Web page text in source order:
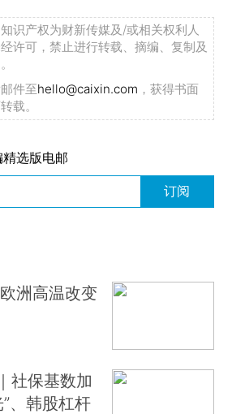
识产权为财新传媒及/或相关权利人
许可，禁止进行转载、摘编、复制及
件至hello@caixin.com ，获得书面
载。
选版电邮
订阅
洲高温改变
社保基数加
、韩股杠杆